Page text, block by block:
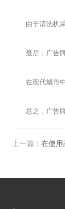
由于清洗机采
最后，广告牌
在现代城市中
总之，广告牌
上一篇： 在使用